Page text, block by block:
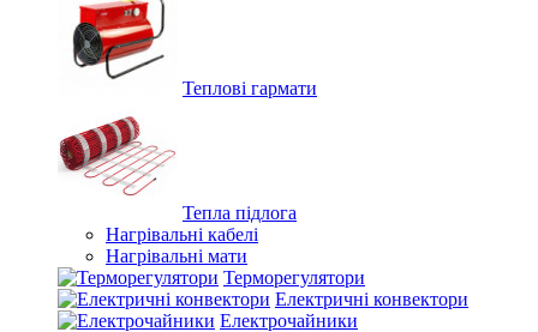
Теплові гармати
Тепла підлога
Нагрівальні кабелі
Нагрівальні мати
Терморегулятори
Електричні конвектори
Електрочайники